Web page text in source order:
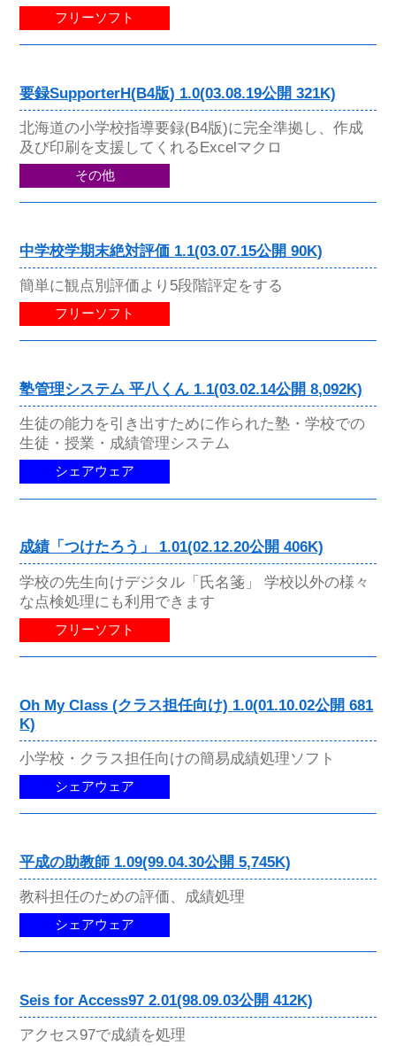
フリーソフト
要録SupporterH(B4版) 1.0(03.08.19公開 321K)
北海道の小学校指導要録(B4版)に完全準拠し、作成
及び印刷を支援してくれるExcelマクロ
その他
中学校学期末絶対評価 1.1(03.07.15公開 90K)
簡単に観点別評価より5段階評定をする
フリーソフト
塾管理システム 平八くん 1.1(03.02.14公開 8,092K)
生徒の能力を引き出すために作られた塾・学校での
生徒・授業・成績管理システム
シェアウェア
成績「つけたろう」 1.01(02.12.20公開 406K)
学校の先生向けデジタル「氏名箋」 学校以外の様々
な点検処理にも利用できます
フリーソフト
Oh My Class (クラス担任向け) 1.0(01.10.02公開 681
K)
小学校・クラス担任向けの簡易成績処理ソフト
シェアウェア
平成の助教師 1.09(99.04.30公開 5,745K)
教科担任のための評価、成績処理
シェアウェア
Seis for Access97 2.01(98.09.03公開 412K)
アクセス97で成績を処理